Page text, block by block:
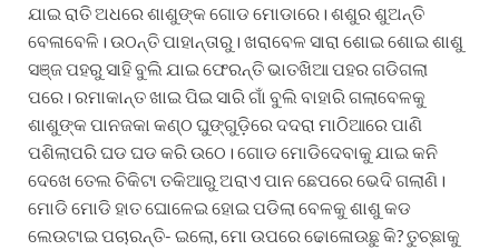
ଯାଇ ରାତି ଅଧରେ ଶାଶୁଙ୍କ ଗୋଡ ମୋଡାରେ। ଶଶୁର ଶୁଅନ୍ତି
ବେଳାବେଳି। ଉଠନ୍ତି ପାହାନ୍ତାରୁ। ଖରାବେଳ ସାରା ଶୋଇ ଶୋଇ ଶାଶୁ
ସଞ୍ଜ ପହରୁ ସାହି ବୁଲି ଯାଇ ଫେରନ୍ତି ଭାତଖିଆ ପହର ଗଡିଗଲା
ପରେ। ରମାକାନ୍ତ ଖାଇ ପିଇ ସାରି ଗାଁ ବୁଲି ବାହାରି ଗଲାବେଳକୁ
ଶାଶୁଙ୍କ ପାନଜକା କଣ୍ଠ ଘୁଙ୍ଗୁଡ଼ିରେ ଦଦରା ମାଠିଆରେ ପାଣି
ପଶିଲାପରି ଘଡ ଘଡ କରି ଉଠେ। ଗୋଡ ମୋଡିଦେବାକୁ ଯାଇ କନି
ଦେଖେ ତେଲ ଚିକିଟା ତକିଆରୁ ଅରାଏ ପାନ ଛେପରେ ଭେଦି ଗଲାଣି।
ମୋଡି ମୋଡି ହାତ ଘୋଳେଇ ହୋଇ ପଡିଲା ବେଳକୁ ଶାଶୁ କଡ
ଲେଉଟାଇ ପଚାରନ୍ତି- ଇଲୋ, ମୋ ଉପରେ ଢୋଳୋଉଛୁ କି? ତୁଚ୍ଛାକୁ